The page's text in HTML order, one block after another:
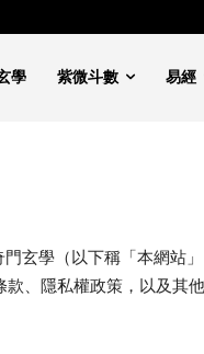
學 紫微斗數 易經
玄學（以下稱「本網站
、隱私權政策，以及其